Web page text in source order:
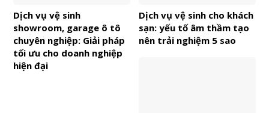
Dịch vụ vệ sinh
showroom, garage ô tô
chuyên nghiệp: Giải pháp
tối ưu cho doanh nghiệp
hiện đại
Dịch vụ vệ sinh cho khách
sạn: yếu tố âm thầm tạo
nên trải nghiệm 5 sao